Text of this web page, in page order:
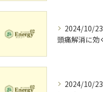
2024/10/23
2024/10/23